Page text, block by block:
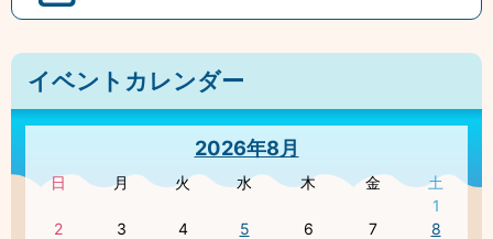
イベントカレンダー
2026年8月
日 月 火 水 木 金
土
1
2
3 4 5 6 7
8